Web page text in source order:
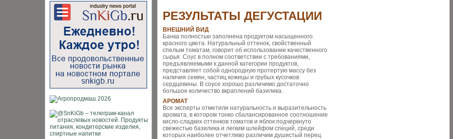
РЕЗУЛЬТАТЫ ДЕГУСТАЦИИ
ВНЕШНИЙ ВИД
Банка полностью заполнена продуктом насыщенного
красного цвета. Натуральный оттенок, свойственный
спелым томатам, говорит об использовании качественного
сырья. Соус в полном соответствии с требованиями,
предъявляемыми к данной категории продуктов,
представляет собой однородную протертую массу без
наличия семян, частиц кожицы и грубых кусочков
сердцевины. В соусе хорошо различимо достаточно
большое количество вкраплений базилика.
АРОМАТ
Все эксперты отметили натуральность и выразительность
аромата, в котором тонко сбалансированное соотношение
кисло-сладких оттенков томатов и яблок подчеркнуто
свежестью базилика и легким шлейфом специй, среди
которых наиболее отчетливо различим душистый перец.